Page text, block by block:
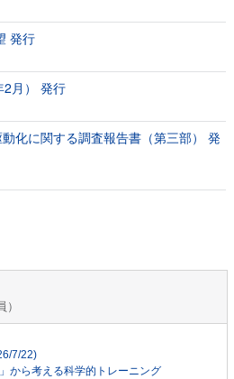
発行
2月） 発行
化に関する調査報告書（第三部） 発
7/22)
から考える科学的トレーニング